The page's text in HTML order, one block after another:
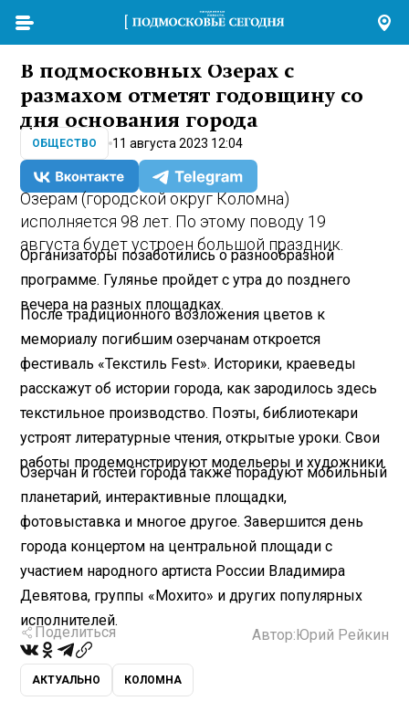
В подмосковных Озерах с
размахом отметят годовщину со
дня основания города
ОБЩЕСТВО 11 августа 2023 12:04
Озерам (городской округ Коломна)
исполняется 98 лет. По этому поводу 19
августа будет устроен большой праздник.
Организаторы позаботились о разнообразной
программе. Гулянье пройдет с утра до позднего
вечера на разных площадках.
После традиционного возложения цветов к
мемориалу погибшим озерчанам откроется
фестиваль «Текстиль Fest». Историки, краеведы
расскажут об истории города, как зародилось здесь
текстильное производство. Поэты, библиотекари
устроят литературные чтения, открытые уроки. Свои
работы продемонстрируют модельеры и художники.
Озерчан и гостей города также порадуют мобильный
планетарий, интерактивные площадки,
фотовыставка и многое другое. Завершится день
города концертом на центральной площади с
участием народного артиста России Владимира
Девятова, группы «Мохито» и других популярных
исполнителей.
Поделиться Автор: Юрий Рейкин
АКТУАЛЬНО КОЛОМНА